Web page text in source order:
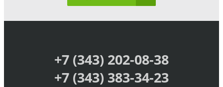
+7 (343) 202-08-38
+7 (343) 383-34-23